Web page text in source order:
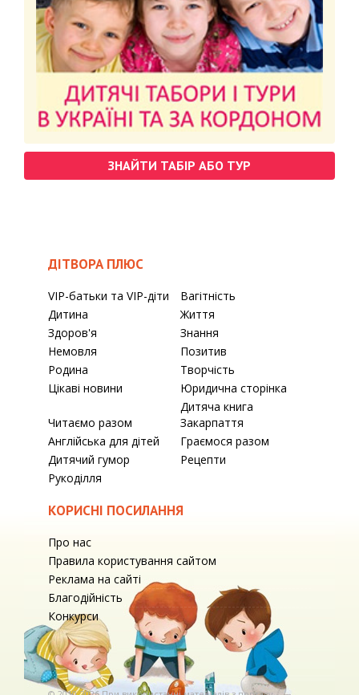
ЗНАЙТИ ТАБІР АБО ТУР
ДІТВОРА ПЛЮС
VIP-батьки та VIP-діти
Вагітність
Дитина
Життя
Здоров'я
Знання
Немовля
Позитив
Родина
Творчість
Цікаві новини
Юридична сторінка
Читаємо разом
Дитяча книга
Закарпаття
Англійська для дітей
Граємося разом
Дитячий гумор
Рецепти
Рукоділля
КОРИСНІ ПОСИЛАННЯ
Про нас
Правила користування сайтом
Реклама на сайті
Благодійність
Конкурси